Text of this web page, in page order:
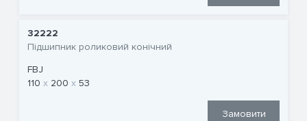
32222
Підшипник роликовий конічний
FBJ
110
200 53
Замовити